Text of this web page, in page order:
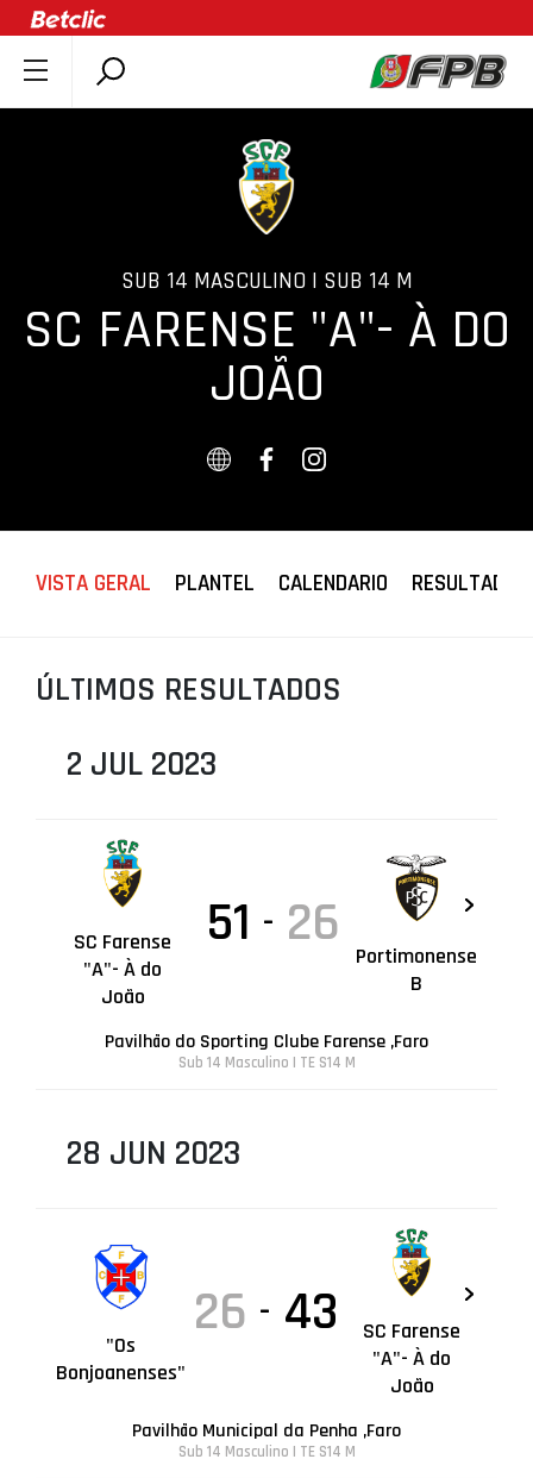
SOBRE A FPB
ASSOCIAÇÕES
CLUBES
ÁREA TÉCNICA
PROJETOS
SUB 14 MASCULINO | SUB 14 M
SC FARENSE "A"- À DO
JOÃO
VISTA GERAL PLANTEL CALENDARIO RESULTADOS
ÚLTIMOS RESULTADOS
2 JUL 2023
SC Farense
"A"- À do
João
51 - 26
Portimonense
B
Pavilhão do Sporting Clube Farense ,Faro
Sub 14 Masculino | TE S14 M
28 JUN 2023
"Os
Bonjoanenses"
26 - 43
SC Farense
"A"- À do
João
Pavilhão Municipal da Penha ,Faro
Sub 14 Masculino | TE S14 M